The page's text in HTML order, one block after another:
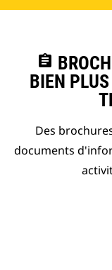
assignment
BIEN
Des
documents